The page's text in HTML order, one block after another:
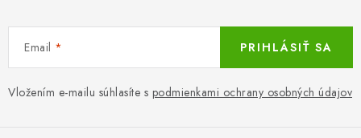
Email
Vložením e-mailu súhlasíte s podmienkami ochrany osobných údajov
PRIHLÁSIŤ SA